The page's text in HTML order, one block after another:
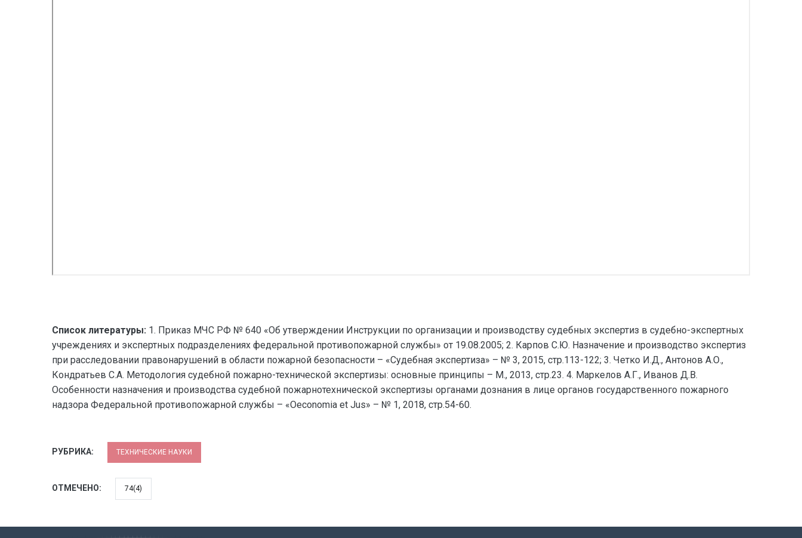
Список литературы: 1. Приказ МЧС РФ № 640 «Об утверждении Инструкции по организации и производству судебных экспертиз в судебно-экспертных
учреждениях и экспертных подразделениях федеральной противопожарной службы» от 19.08.2005; 2. Карпов С.Ю. Назначение и производство экспертиз
при расследовании правонарушений в области пожарной безопасности – «Судебная экспертиза» – № 3, 2015, стр.113-122; 3. Четко И.Д., Антонов А.О.,
Кондратьев С.А. Методология судебной пожарно-технической экспертизы: основные принципы – М., 2013, стр.23. 4. Маркелов А.Г., Иванов Д.В.
Особенности назначения и производства судебной пожарнотехнической экспертизы органами дознания в лице органов государственного пожарного
надзора Федеральной противопожарной службы – «Oeconomia et Jus» – № 1, 2018, стр.54-60.
РУБРИКА: ТЕХНИЧЕСКИЕ НАУКИ
ОТМЕЧЕНО: 74(4)